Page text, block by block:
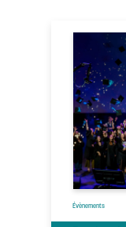
Évènements